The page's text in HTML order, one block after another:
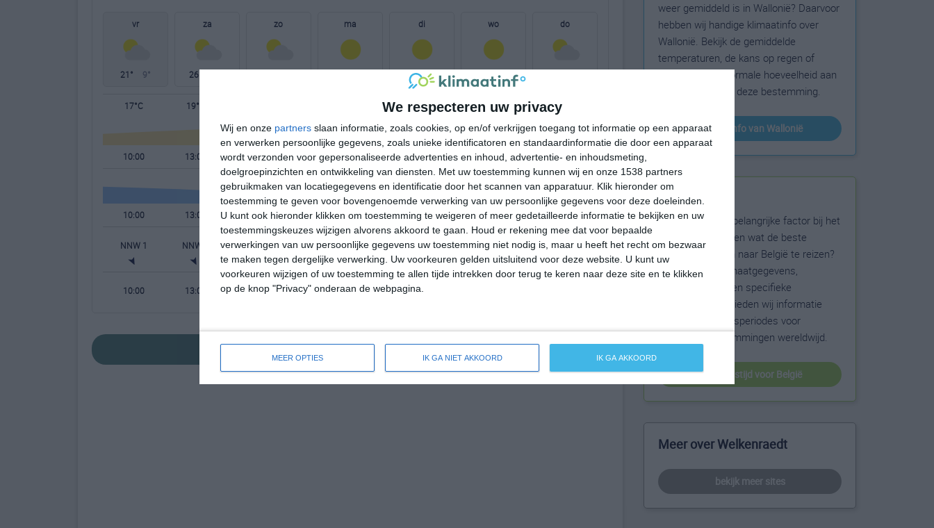
We respecteren uw privacy
Wij en onze partners slaan informatie, zoals cookies, op en/of verkrijgen toegang tot informatie op een apparaat
en verwerken persoonlijke gegevens, zoals unieke identificatoren en standaardinformatie die door een apparaat
wordt verzonden voor gepersonaliseerde advertenties en inhoud, advertentie- en inhoudsmeting,
doelgroepinzichten en ontwikkeling van diensten.
Met uw toestemming kunnen wij en onze 1538 partners
gebruikmaken van locatiegegevens en identificatie door het scannen van apparatuur. Klik hieronder om
toestemming te geven voor bovengenoemde verwerking van uw persoonlijke gegevens voor deze doeleinden.
U kunt ook hieronder klikken om toestemming te weigeren of meer gedetailleerde informatie te bekijken en uw
toestemmingskeuzes wijzigen alvorens akkoord te gaan.
Houd er rekening mee dat voor bepaalde
verwerkingen van uw persoonlijke gegevens uw toestemming niet nodig is, maar u heeft het recht om bezwaar
te maken tegen dergelijke verwerking. Uw voorkeuren gelden uitsluitend voor deze website. U kunt uw
voorkeuren wijzigen of uw toestemming te allen tijde intrekken door terug te keren naar deze site en te klikken
op de knop "Privacy" onderaan de webpagina.
MEER OPTIES IK GA NIET AKKOORD IK GA AKKOORD
vr
21° 9°
za
26°
zo ma di
24° 12°
wo
12°
do
17°C 19°C 15°C 12°C 11°C 10°C
10:00 13:00 16:00 19:00 22:00 01:00 04:00 07:00
10:00 13:00 16:00 19:00 22:00 01:00 04:00 07:00
NNW 1 NNW 2 NNW 2 N 2 ONO 1 OZO 1 ZO 1 ZZO 1
10:00 13:00 16:00 19:00 22:00
bekijk de uitgebreide weersverwachting voor Welkenraedt
weer gemiddeld is in Wallonië? Daarvoor
hebben wij handige klimaatinfo over
Wallonië. Bekijk de gemiddelde
temperaturen, de kans op regen of
sneeuw en de normale hoeveelheid aan
zonneschijn voor deze bestemming.
klimaatinfo van Wallonië
Beste reistijd
Het weer is een belangrijke factor bij het
reizen. Wil je weten wat de beste
maanden zijn om naar België te reizen?
Op basis van klimaatgegevens,
weersextremen en specifieke
weerinformatie bieden wij informatie
over de beste reisperiodes voor
duizenden bestemmingen wereldwijd.
beste reistijd voor België
Meer over Welkenraedt
bekijk meer sites